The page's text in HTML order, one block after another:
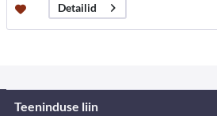
Detailid
Teeninduse liin